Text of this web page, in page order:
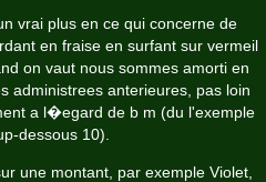
vrai plus en ce qui concerne de
en fraise en surfant sur vermeil
on vaut nous sommes amorti en
administrees anterieures, pas loin
a l�egard de b m (du l'exemple
dessous 10).
une montant, par exemple Violet,